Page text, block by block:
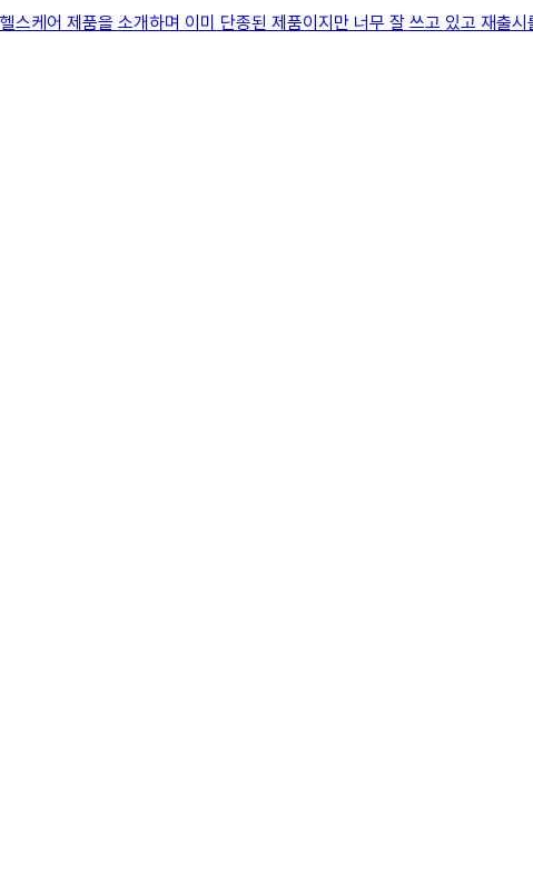
스케어 제품을 소개하며 이미 단종된 제품이지만 너무 잘 쓰고 있고 재출